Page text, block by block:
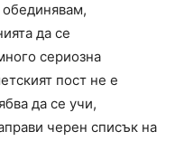
обединявам,
да се
сериозна
пост не е
да се учи,
черен списък на